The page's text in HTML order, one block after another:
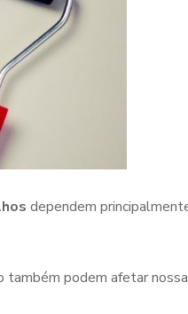
dependem
podem afetar